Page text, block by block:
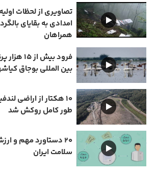
تصاویری از لحظات
امدادی به بقایای
همراهان
فرود بیش
بین المللی بوجاق
۱۰ هکتار از اراضی
طور کامل روکش شد
۲۰ دستاورد مهم و
سلامت ایران